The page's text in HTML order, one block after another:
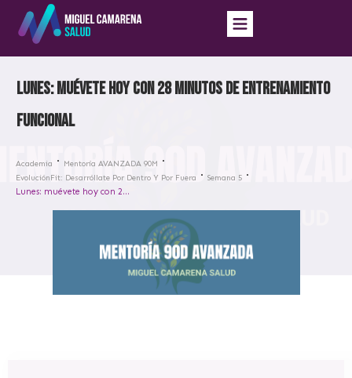
Lunes: muévete hoy con 28 minutos de entrenamiento
funcional
Academia
Mentoría AVANZADA 90M
EvoluciónFit: Desarróllate Por Dentro Y Por Fuera
Semana 5
Lunes: muévete hoy con 28 minutos de entrenamiento funcional